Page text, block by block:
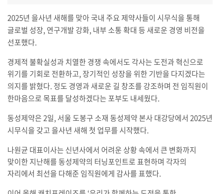
2025년 을사년 새해를 맞아 국내 주요 제약사들이 시무식을 통해
글로벌 성장, 연구개발 강화, 내부 소통 확대 등 새로운 경영 비전을
선포했다.
경제적 불확실성과 치열한 경쟁 속에서도 각사는 도전과 혁신으로
위기를 기회로 전환하고, 장기적인 성장을 위한 기반을 다지겠다는
의지를 밝혔다. 정도 경영과 새로운 길 창조를 강조하며 전 임직원이
한마음으로 목표를 달성하겠다는 포부도 내세웠다.
동성제약은2일, 서울 도봉구 소재 동성제약 본사 대강당에서 2025년
시무식을 갖고 을사년 새해 첫 업무를 시작했다.
나원균 대표이사는 신년사에서 어려운 상황 속에서 큰 변화까지
맞이한 지난해를 동성제약의 터닝포인트로 표현하며 각자의
자리에서 최선을 다해준 임직원에게 감사를 표했다.